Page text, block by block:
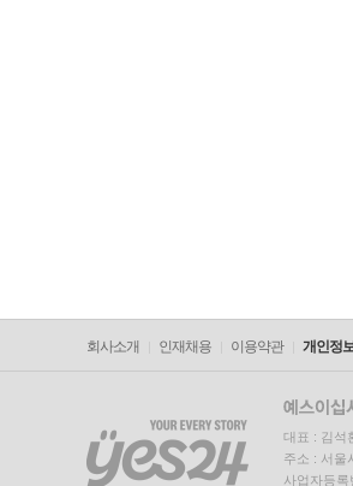
회사소개 인재채용 이용약관 개인정
대표 : 김석
주소 : 서울
사업자등